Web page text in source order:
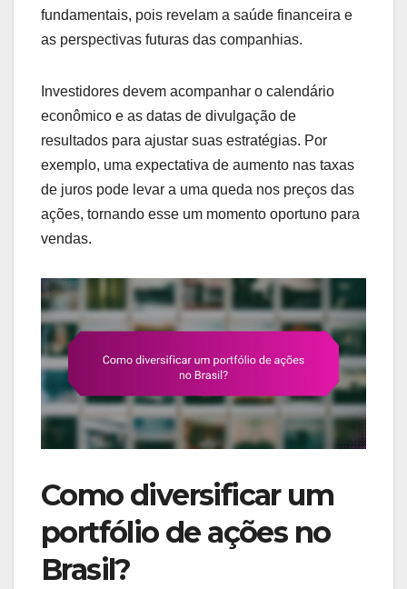
fundamentais, pois revelam a saúde financeira e
as perspectivas futuras das companhias.
Investidores devem acompanhar o calendário
econômico e as datas de divulgação de
resultados para ajustar suas estratégias. Por
exemplo, uma expectativa de aumento nas taxas
de juros pode levar a uma queda nos preços das
ações, tornando esse um momento oportuno para
vendas.
Como diversificar um
portfólio de ações no
Brasil?